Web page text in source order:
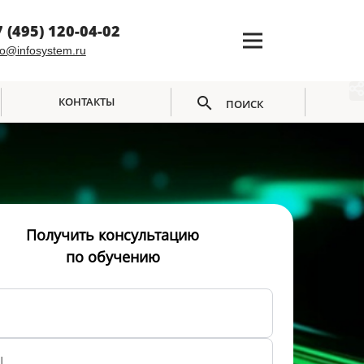
(495) 120-04-02
КОНТАКТЫ ПОИСК
Получить консультацию
по обучению